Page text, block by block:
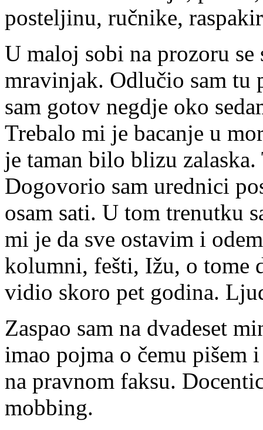
posteljinu, ručnike,
U maloj sobi na prozoru
mravinjak. Odlučio sam tu
sam gotov negdje oko
Trebalo mi je bacanje u
je taman bilo blizu
Dogovorio sam urednici
osam sati. U tom trenutku
mi je da sve ostavim i
kolumni, fešti, Ižu, o tome
vidio skoro pet godina.
Zaspao sam na dvadeset
imao pojma o čemu pišem
na pravnom faksu.
mobbing.